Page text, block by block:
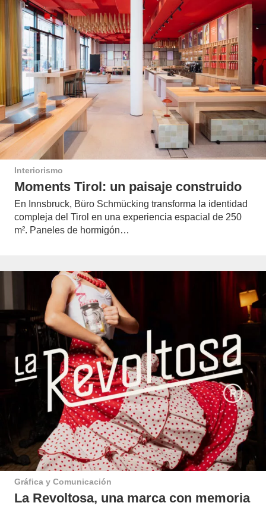
Interiorismo
Moments Tirol: un paisaje construido
En Innsbruck, Büro Schmücking transforma la identidad
compleja del Tirol en una experiencia espacial de 250
m². Paneles de hormigón…
Gráfica y Comunicación
La Revoltosa, una marca con memoria